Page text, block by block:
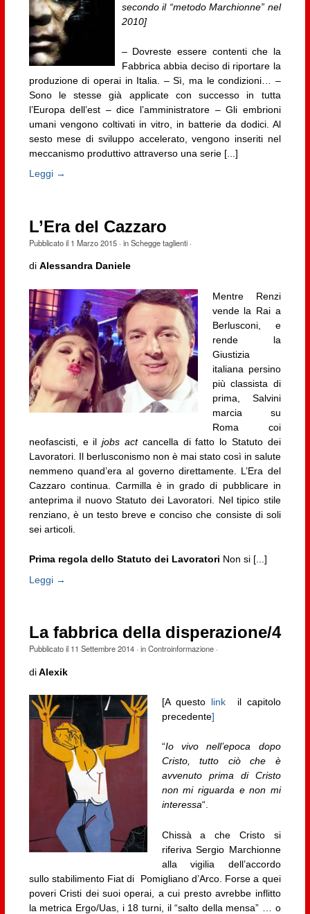
secondo il “metodo Marchionne” nel
2010]
– Dovreste essere contenti che la
Fabbrica abbia deciso di riportare la
produzione di operai in Italia. – Sì, ma le condizioni… –
Sono le stesse già applicate con successo in tutta
l’Europa dell’est – dice l’amministratore – Gli embrioni
umani vengono coltivati in vitro, in batterie da dodici. Al
sesto mese di sviluppo accelerato, vengono inseriti nel
meccanismo produttivo attraverso una serie [...]
Leggi →
L’Era del Cazzaro
Pubblicato il 1 Marzo 2015· inSchegge taglienti·
di Alessandra Daniele
Mentre Renzi
vende la Rai a
Berlusconi, e
rende la
Giustizia
italiana persino
più classista di
prima, Salvini
marcia su
Roma coi
neofascisti, e iljobs actcancella di fatto lo Statuto dei
Lavoratori. Il berlusconismo non è mai stato così in salute
nemmeno quand’era al governo direttamente. L’Era del
Cazzaro continua. Carmilla è in grado di pubblicare in
anteprima il nuovo Statuto dei Lavoratori. Nel tipico stile
renziano, è un testo breve e conciso che consiste di soli
sei articoli.
Prima regola dello Statuto dei Lavoratori Non si [...]
Leggi →
La fabbrica della disperazione/4
Pubblicato il 11 Settembre 2014· inControinformazione·
diAlexik
[A questo link il capitolo
precedente]
“Io vivo nell’epoca dopo
Cristo, tutto ciò che è
avvenuto prima di Cristo
non mi riguarda e non mi
interessa“.
Chissà a che Cristo si
riferiva Sergio Marchionne
alla vigilia dell’accordo
sullo stabilimento Fiat di Pomigliano d’Arco. Forse a quei
poveri Cristi dei suoi operai, a cui presto avrebbe inflitto
la metrica Ergo/Uas, i 18 turni, il “salto della mensa” … o